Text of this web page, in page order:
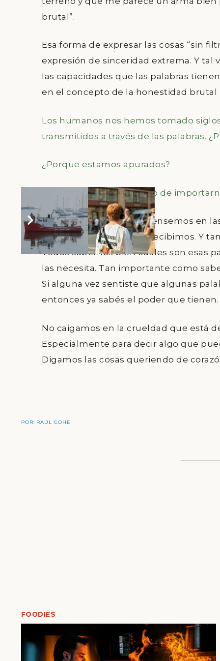
brutal”.
Esa forma de expresar las cosas “sin
expresión de sinceridad extrema. Y tal
las capacidades que las palabras
en el concepto de la honestidad
Los humanos nos hemos tomado
transmitidos a través de las palabras.
¿Porque estamos apurados?
¿Porque el otro ha dejado de
Quisiera proponer que pensemos en
Las que damos, las que recibimos. Y
Todos sabemos bien cuáles son esas
las necesita. Tan importante como
Si alguna vez sentiste que algunas
entonces ya sabés el poder que tienen.
No caigamos en la crueldad que está
Especialmente para decir algo que
Digamos las cosas queriendo de
POR: RAÚL COHE
FOODIES